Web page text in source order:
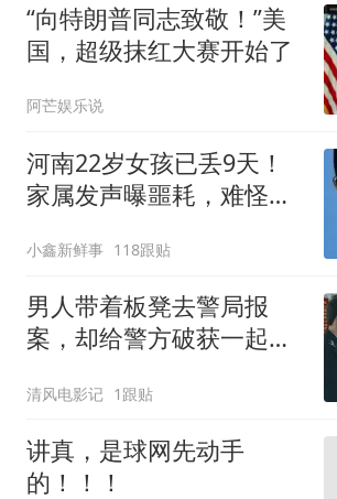
“向特朗普同志致敬！”美
国，超级抹红大赛开始了
阿芒娱乐说
河南22岁女孩已丢9天！
家属发声曝噩耗，难怪搜
小鑫新鲜事 118跟贴
男人带着板凳去警局报
案，却给警方破获一起强
清风电影记 1跟贴
讲真，是球网先动手
的！！！